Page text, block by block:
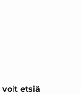
voit etsiä